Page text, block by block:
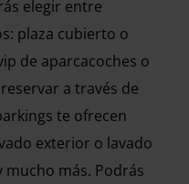
elegir entre
plaza cubierto o
de aparcacoches o
a través de
te ofrecen
exterior o lavado
mucho más. Podrás